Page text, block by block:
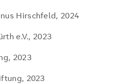
Hirschfeld, 2024
e.V., 2023
2023
2023